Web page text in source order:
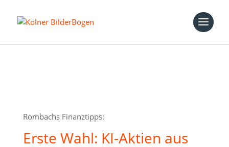
Rombachs Finanztipps:
Erste Wahl: KI-Aktien aus